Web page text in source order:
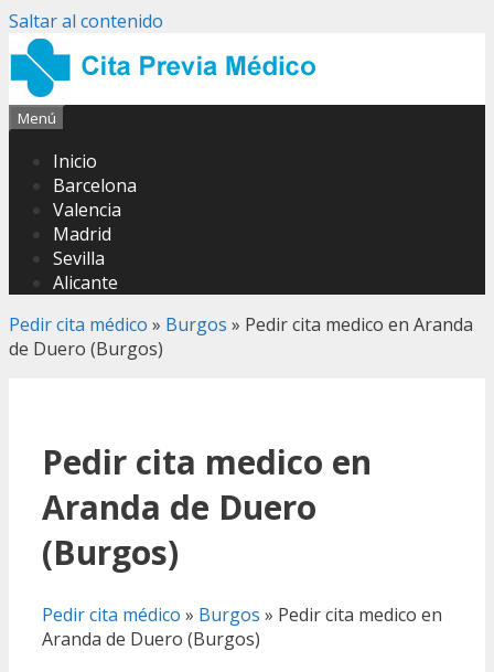
Saltar al contenido
Menú
Inicio
Barcelona
Valencia
Madrid
Sevilla
Alicante
Pedir cita médico » Burgos » Pedir cita medico en Aranda
de Duero (Burgos)
Pedir cita medico en
Aranda de Duero
(Burgos)
Pedir cita médico » Burgos » Pedir cita medico en
Aranda de Duero (Burgos)